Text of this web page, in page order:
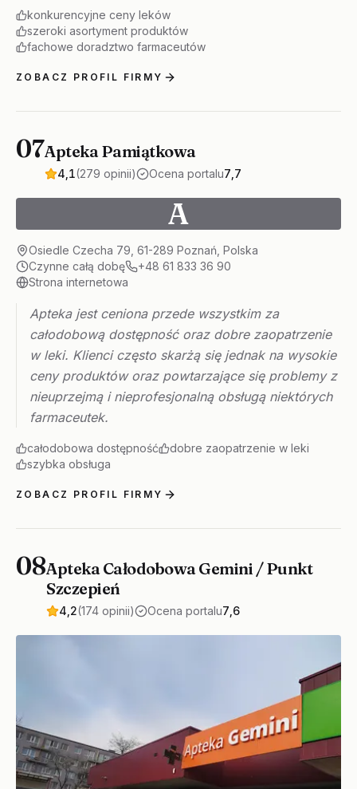
konkurencyjne ceny leków
szeroki asortyment produktów
fachowe doradztwo farmaceutów
ZOBACZ PROFIL FIRMY
07Apteka Pamiątkowa
4,1(279 opinii) Ocena portalu7,7
A
Osiedle Czecha 79, 61-289 Poznań, Polska
Czynne całą dobę
+48 61 833 36 90
Strona internetowa
Apteka jest ceniona przede wszystkim za
całodobową dostępność oraz dobre zaopatrzenie
w leki. Klienci często skarżą się jednak na wysokie
ceny produktów oraz powtarzające się problemy z
nieuprzejmą i nieprofesjonalną obsługą niektórych
farmaceutek.
całodobowa dostępność
dobre zaopatrzenie w leki
szybka obsługa
ZOBACZ PROFIL FIRMY
08Apteka Całodobowa Gemini / Punkt
Szczepień
4,2(174 opinii) Ocena portalu7,6